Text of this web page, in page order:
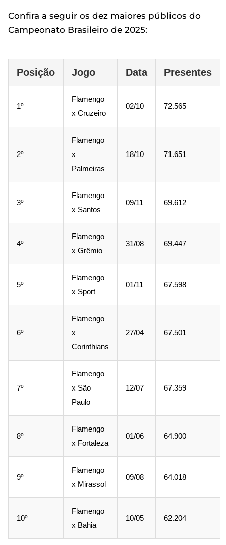
Confira a seguir os dez maiores públicos do
Campeonato Brasileiro de 2025:
Posição Jogo Data Presentes
1º
Flamengo
x Cruzeiro
02/10 72.565
2º
Flamengo
x
Palmeiras
18/10 71.651
3º
Flamengo
x Santos
09/11 69.612
4º
Flamengo
x Grêmio
31/08 69.447
5º
Flamengo
x Sport
01/11 67.598
6º
Flamengo
x
Corinthians
27/04 67.501
7º
Flamengo
x São
Paulo
12/07 67.359
8º
Flamengo
x Fortaleza
01/06 64.900
9º
Flamengo
x Mirassol
09/08 64.018
10º
Flamengo
x Bahia
10/05 62.204